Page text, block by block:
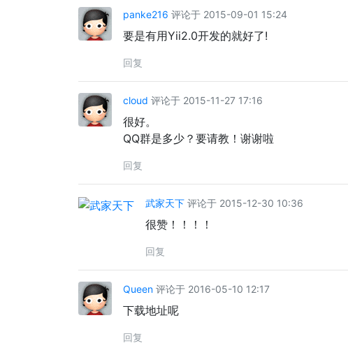
panke216 评论于 2015-09-01 15:24
要是有用Yii2.0开发的就好了!
回复
cloud 评论于 2015-11-27 17:16
很好。
QQ群是多少？要请教！谢谢啦
回复
武家天下 评论于 2015-12-30 10:36
很赞！！！！
回复
Queen 评论于 2016-05-10 12:17
下载地址呢
回复